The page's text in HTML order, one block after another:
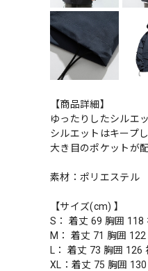
【商品詳細】
ゆったりしたシルエ
シルエットはキープ
大き目のポケットが
素材：ポリエステル
【サイズ(cm) 】
S： 着丈 69 胸囲 118
M： 着丈 71 胸囲
L： 着丈 73 胸囲 126
XL：着丈 75 胸囲